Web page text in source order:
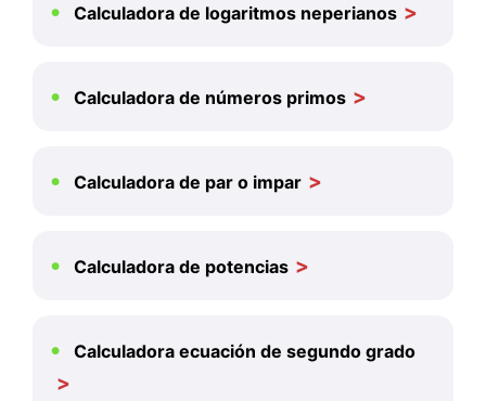
Calculadora de logaritmos neperianos
Calculadora de números primos
Calculadora de par o impar
Calculadora de potencias
Calculadora ecuación de segundo grado